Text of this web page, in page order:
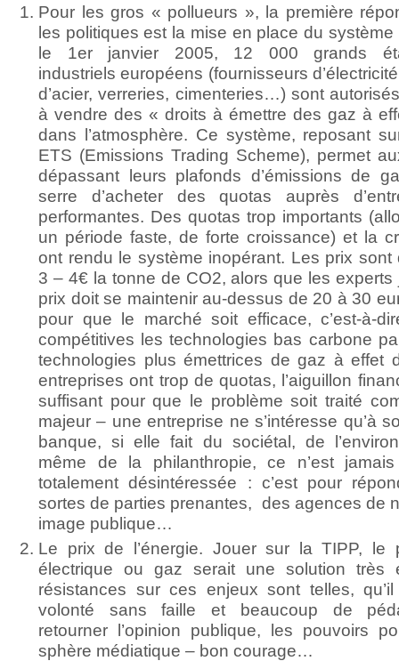
Pour les gros « pollueurs », la première
les politiques est la mise en place du
le 1er janvier 2005, 12 000 grands
industriels européens (fournisseurs
d’acier, verreries, cimenteries…) sont
à vendre des « droits à émettre des gaz à
dans l’atmosphère. Ce système, reposant
ETS (Emissions Trading Scheme), permet
dépassant leurs plafonds d’émissions de
serre d’acheter des quotas auprès
performantes. Des quotas trop importants
un période faste, de forte croissance) et la
ont rendu le système inopérant. Les prix sont
3 – 4€ la tonne de CO2, alors que les experts
prix doit se maintenir au-dessus de 20 à 30
pour que le marché soit efficace, c’est-à-
compétitives les technologies bas carbone
technologies plus émettrices de gaz à effet
entreprises ont trop de quotas, l’aiguillon
suffisant pour que le problème soit traité
majeur – une entreprise ne s’intéresse qu’à
banque, si elle fait du sociétal, de
même de la philanthropie, ce n’est
totalement désintéressée : c’est pour
sortes de parties prenantes, des agences de
image publique…
Le prix de l’énergie. Jouer sur la TIPP, le
électrique ou gaz serait une solution très
résistances sur ces enjeux sont telles,
volonté sans faille et beaucoup de
retourner l’opinion publique, les pouvoirs
sphère médiatique – bon courage…